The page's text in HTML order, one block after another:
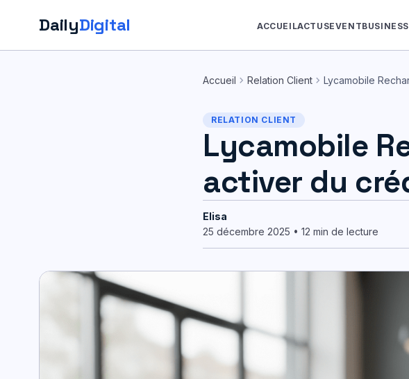
DailyDigital ACCUEILACTUSEVENTBUSINESS
Accueil chevron_right Relation Client chevron_right Lycamobile
RELATION CLIENT
Lycamobile
activer du
Elisa
25 décembre 2025 • 12 min de lecture